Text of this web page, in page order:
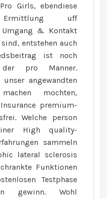
Girls, ebendiese
uff
Umgang & Kontakt
entstehen auch
ist noch
pro Manner.
unser angewandten
mochten,
premium-
Welche person
High quality-
sammeln
lateral sclerosis
Funktionen
Testphase
gewinn. Wohl